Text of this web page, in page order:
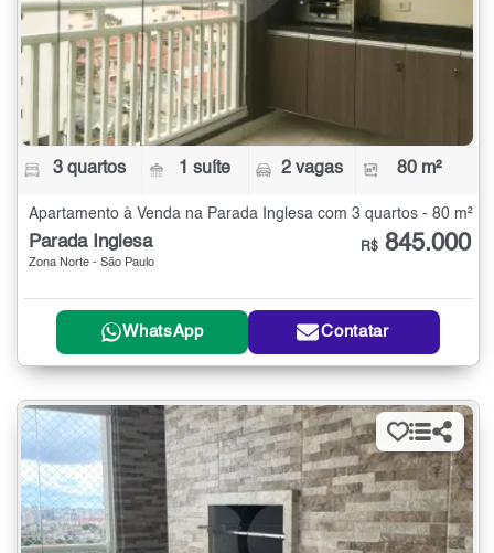
3 quartos 1 suíte 2 vagas 80 m²
Apartamento à Venda na Parada Inglesa com 3 quartos - 80 m²
Parada Inglesa
Zona Norte - São Paulo
R$ 845.000
WhatsApp Contatar